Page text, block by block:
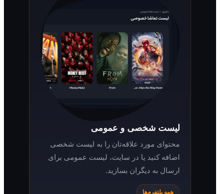
لیست شخصی و عمومی
محتوای مورد علاقه‌تان را به لیست شخصی
اضافه کنید یا در سایت، لیست عمومی برای
ارسال به دیگران بسازید.
همه پلتفرم‌ها